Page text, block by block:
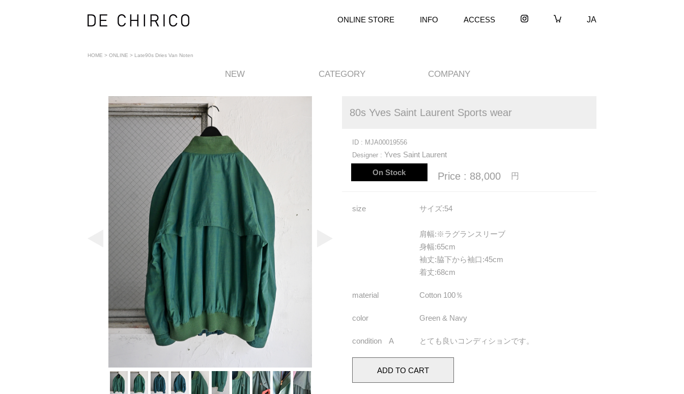
ONLINE STORE INFO ACCESS JA
HOME > ONLINE > Late90s Dries Van Noten
NEW CATEGORY COMPANY
80s Yves Saint Laurent Sports wear
ID : MJA00019556
Designer : Yves Saint Laurent
On Stock Price : 88,000 円
size サイズ:54
肩幅:※ラグランスリーブ
身幅:65cm
袖丈:脇下から袖口:45cm
着丈:68cm
material Cotton 100％
color Green & Navy
condition A とても良いコンディションです。